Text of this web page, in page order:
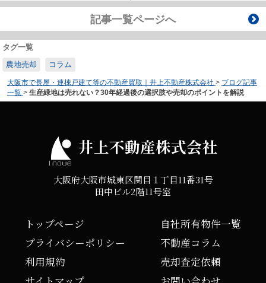
記事一覧ページへ
タグ一覧
農地売却
コラム
大阪市で長屋・連棟戸建て等の不動産買取｜井上不動産株式会社 > ブログ記事
一覧 > 生産緑地は売れない？30年経過後の選択肢や売却のポイントを解説
井上不動産株式会社
大阪府大阪市城東区関目１丁目11番31号
田中ビル2階11号室
トップページ
プライバシーポリシー
利用規約
自社所有物件一覧
不動産コラム
売却査定依頼